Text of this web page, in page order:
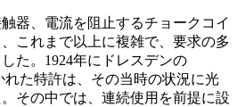
器、電流を阻止するチョークコイ
これまで以上に複雑で、要求の多
た。1924年にドレスデンの
れた特許は、その当時の状況に光
その中では、連続使用を前提に設